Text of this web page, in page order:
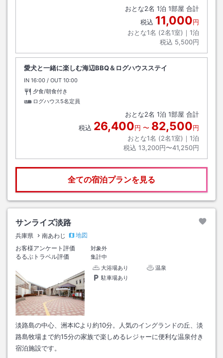
おとな2名 1泊 1部屋 合計
税込 11,000円
おとな1名 (2名1室)｜ 1泊
税込 5,500円
愛犬と一緒に楽しむ海辺BBQ＆ログハウスステイ
IN チェックイン
16:00 / OUT チェックアウト
10:00
夕食/朝食付き
ログハウス5名定員
おとな2名 1泊 1部屋 合計
税込 26,400円 〜 82,500円
おとな1名 (2名1室)｜ 1泊
税込 13,200円〜41,250円
全ての宿泊プランを見る
サンライズ淡路
兵庫県 南あわじ
地図
お客様アンケート評価
対象外
るるぶトラベル評価
集計中
大浴場あり
温泉
駐車場あり
淡路島の中心、洲本ICより約10分。人気のイングランドの丘、淡
路島牧場まで約15分の家族で楽しめるレジャーに便利な温泉付き
宿泊施設です。